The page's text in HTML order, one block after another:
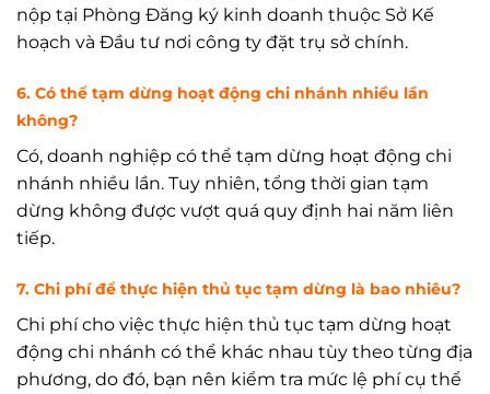
nộp tại Phòng Đăng ký kinh doanh thuộc Sở Kế
hoạch và Đầu tư nơi công ty đặt trụ sở chính.
6. Có thể tạm dừng hoạt động chi nhánh nhiều lần
không?
Có, doanh nghiệp có thể tạm dừng hoạt động chi
nhánh nhiều lần. Tuy nhiên, tổng thời gian tạm
dừng không được vượt quá quy định hai năm liên
tiếp.
7. Chi phí để thực hiện thủ tục tạm dừng là bao nhiêu?
Chi phí cho việc thực hiện thủ tục tạm dừng hoạt
động chi nhánh có thể khác nhau tùy theo từng địa
phương, do đó, bạn nên kiểm tra mức lệ phí cụ thể